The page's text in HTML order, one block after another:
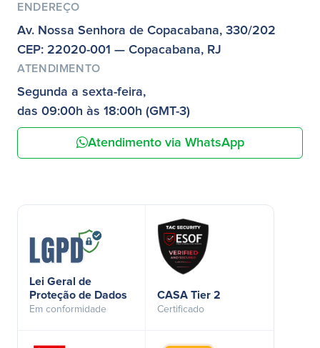
ENDEREÇO
Av. Nossa Senhora de Copacabana, 330/202
CEP: 22020-001 — Copacabana, RJ
ATENDIMENTO
Segunda a sexta-feira,
das 09:00h às 18:00h (GMT-3)
Atendimento via WhatsApp
Lei Geral de
Proteção de Dados
Em conformidade
CASA Tier 2
Certificado